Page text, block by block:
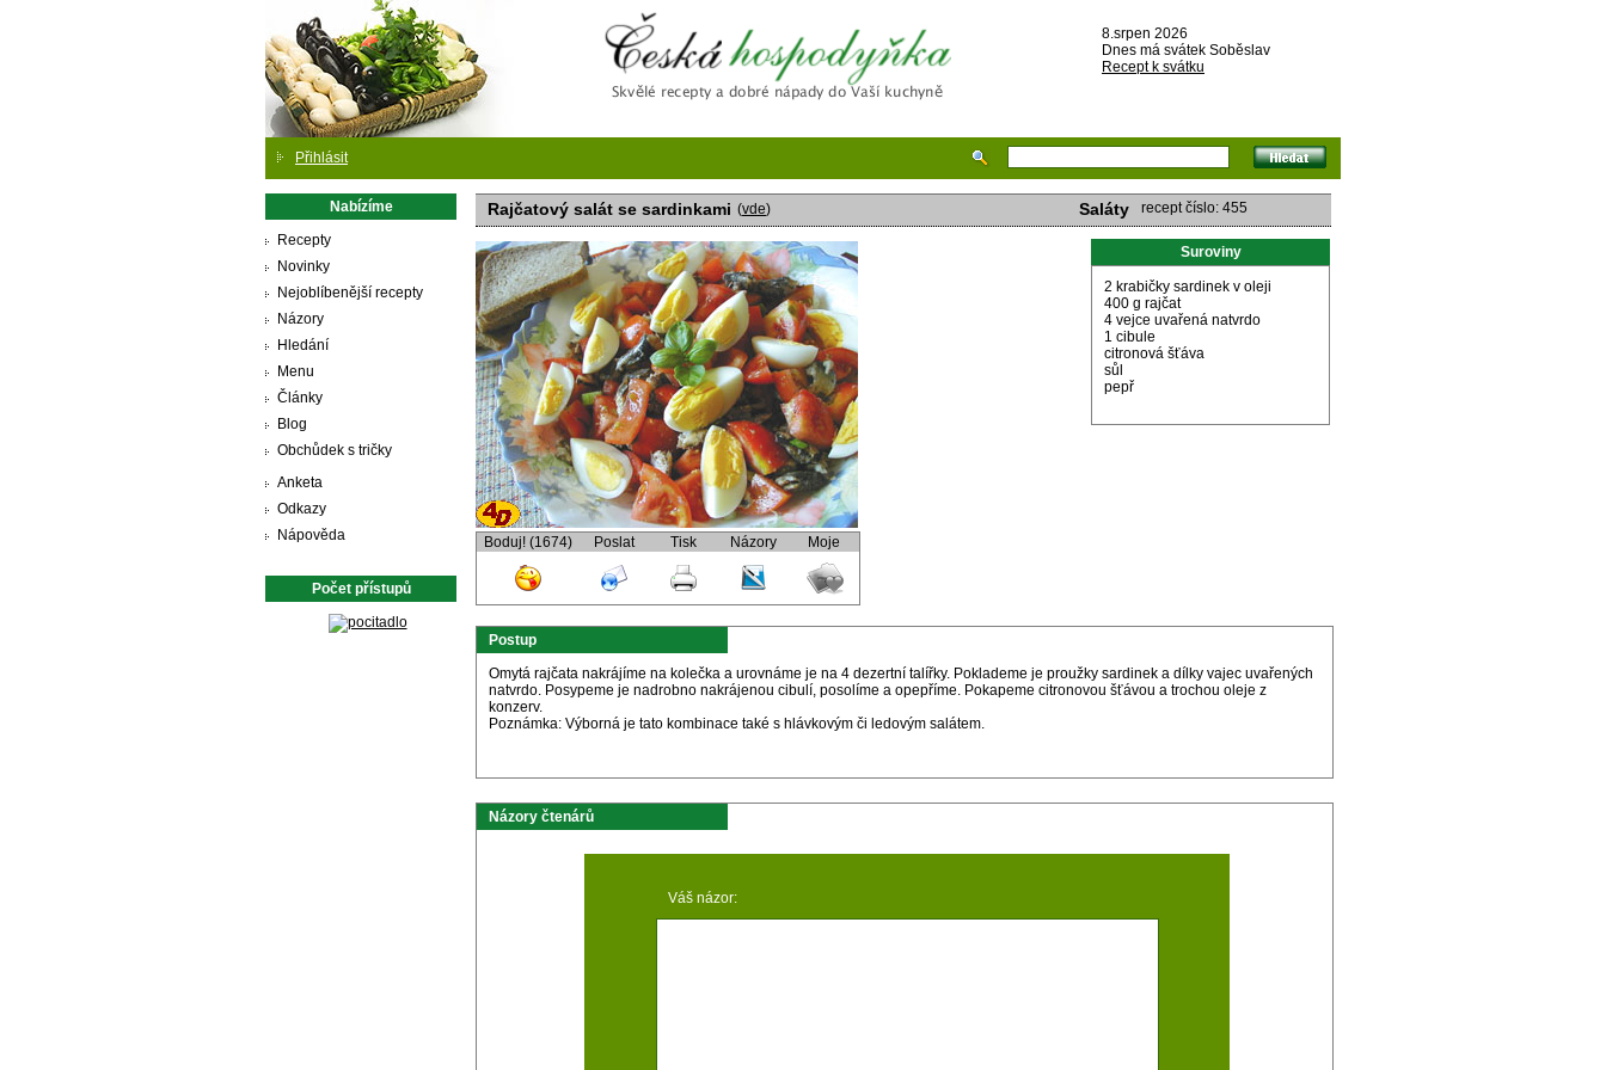
Česká hospodyňka
8.srpen 2026
Dnes má svátek Soběslav
Recept k svátku
Přihlásit
Nabízíme
Recepty
Novinky
Nejoblíbenější recepty
Názory
Hledání
Menu
Články
Blog
Obchůdek s tričky
Anketa
Odkazy
Nápověda
Počet přístupů
Rajčatový salát se sardinkami (vde) Saláty recept číslo: 455
Boduj! (1674) Poslat Tisk Názory Moje
Suroviny
2 krabičky sardinek v oleji
400 g rajčat
4 vejce uvařená natvrdo
1 cibule
citronová šťáva
sůl
pepř
Postup
Omytá rajčata nakrájíme na kolečka a urovnáme je na 4 dezertní talířky. Poklademe je proužky sardinek a dílky vajec uvařených
natvrdo. Posypeme je nadrobno nakrájenou cibulí, posolíme a opepříme. Pokapeme citronovou šťávou a trochou oleje z
konzerv.
Poznámka: Výborná je tato kombinace také s hlávkovým či ledovým salátem.
Názory čtenárů
Váš názor: